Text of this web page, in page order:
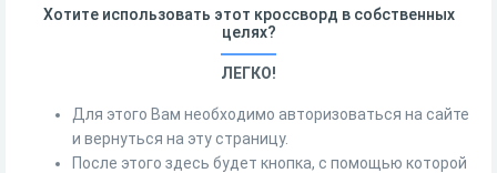
Хотите использовать этот кроссворд в собственных
целях?
ЛЕГКО!
Для этого Вам необходимо авторизоваться на сайте
и вернуться на эту страницу.
После этого здесь будет кнопка, с помощью которой